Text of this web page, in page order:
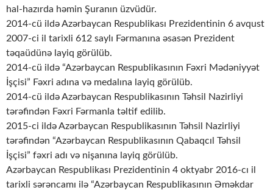
hal-hazırda həmin Şuranın üzvüdür.
2014-cü ildə Azərbaycan Respublikası Prezidentinin 6 avqust
2007-ci il tarixli 612 saylı Fərmanına əsasən Prezident
təqaüdünə layiq görülüb.
2014-cü ildə “Azərbaycan Respublikasının Fəxri Mədəniyyət
İşçisi” Fəxri adına və medalına layiq görülüb.
2014-cü ildə Azərbaycan Respublikasının Təhsil Nazirliyi
tərəfindən Fəxri Fərmanla təltif edilib.
2015-ci ildə Azərbaycan Respublikasının Təhsil Nazirliyi
tərəfindən “Azərbaycan Respublikasının Qabaqcıl Təhsil
İşçisi” fəxri adı və nişanına layiq görülüb.
Azərbaycan Respublikası Prezidentinin 4 oktyabr 2016-cı il
tarixli sərəncamı ilə “Azərbaycan Respublikasının Əməkdar